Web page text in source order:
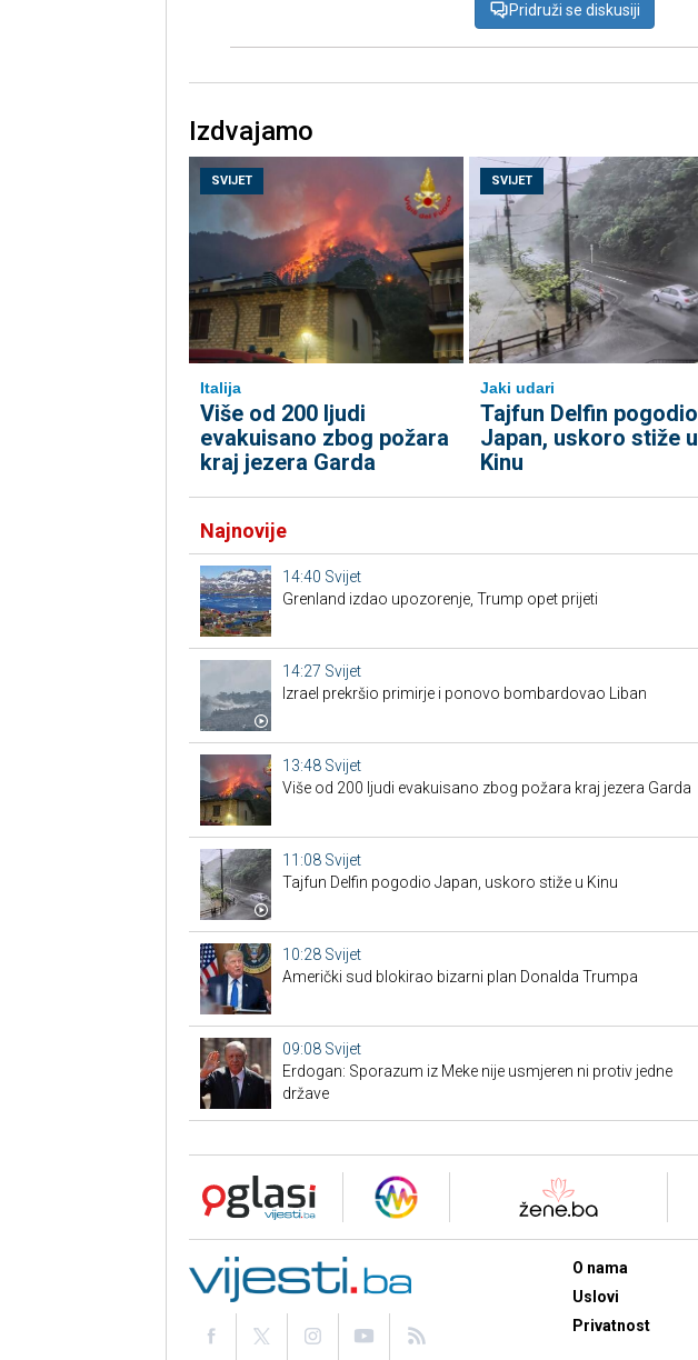
Pridruži se diskusiji
Izdvajamo
SVIJET
Italija
Više od 200 ljudi
evakuisano zbog požara
kraj jezera Garda
SVIJET
Jaki udari
Tajfun Delfin pogodio
Japan, uskoro stiže u
Kinu
Najnovije
14:40 Svijet
Grenland izdao upozorenje, Trump opet prijeti
14:27 Svijet
Izrael prekršio primirje i ponovo bombardovao Liban
13:48 Svijet
Više od 200 ljudi evakuisano zbog požara kraj jezera Garda
11:08 Svijet
Tajfun Delfin pogodio Japan, uskoro stiže u Kinu
10:28 Svijet
Američki sud blokirao bizarni plan Donalda Trumpa
09:08 Svijet
Erdogan: Sporazum iz Meke nije usmjeren ni protiv jedne
države
O nama
Uslovi
Privatnost